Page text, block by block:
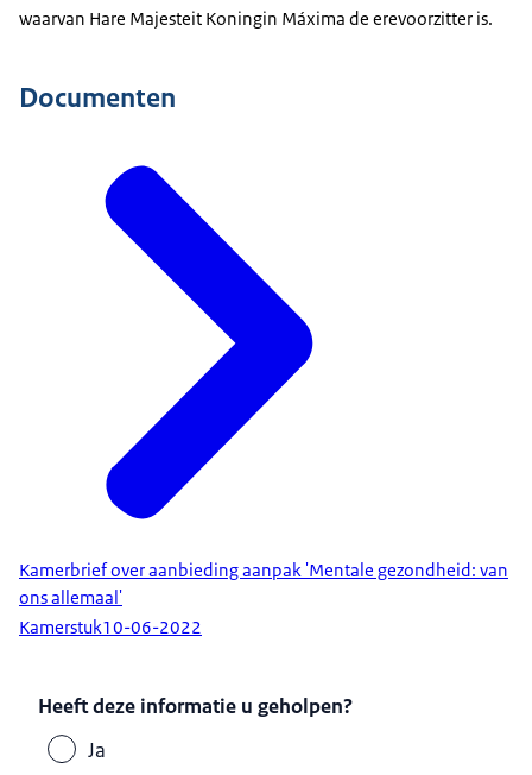
waarvan Hare Majesteit Koningin Máxima de erevoorzitter is.
Documenten
Kamerbrief over aanbieding aanpak 'Mentale gezondheid: van
ons allemaal'
Kamerstuk10-06-2022
Heeft deze informatie u geholpen?
Ja